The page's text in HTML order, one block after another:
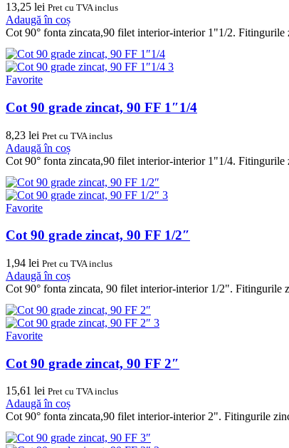
13,25 lei Pret cu TVA inclus
Adaugă în coș
Cot 90° fonta zincata,90 filet interior-interior 1"1/2. Fitingurile
Favorite
Cot 90 grade zincat, 90 FF 1″1/4
8,23 lei Pret cu TVA inclus
Adaugă în coș
Cot 90° fonta zincata,90 filet interior-interior 1"1/4. Fitingurile
Favorite
Cot 90 grade zincat, 90 FF 1/2″
1,94 lei Pret cu TVA inclus
Adaugă în coș
Cot 90° fonta zincata, 90 filet interior-interior 1/2". Fitingurile
Favorite
Cot 90 grade zincat, 90 FF 2″
15,61 lei Pret cu TVA inclus
Adaugă în coș
Cot 90° fonta zincata,90 filet interior-interior 2". Fitingurile